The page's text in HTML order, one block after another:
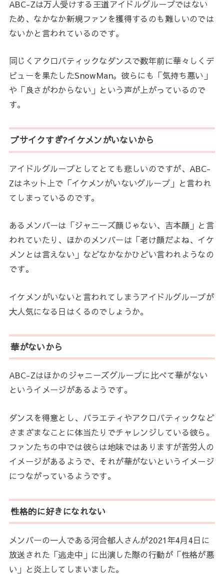
ABC-Zは万人受けする王道アイドルグループではない
ため、なかなか新規ファンを獲得するのも難しいのでは
ないかと言われているのです。
同じくアクロバティックなダンスで数年前に華々しくデ
ビューを果たしたSnowMan。彼らにも「気持ち悪い」
や「良さがわからない」という声が上がっているので
す。
ブサイクすぎ?イケメンがいないから
アイドルグループとしてとても悲しいのですが、ABC-
Zはネット上で「イケメンがいないグループ」と言われ
てしまっているのです。
あるメンバーは「ジャニーズ顔じゃない、吉本顔」と言
われていたり、ほかのメンバーは「老け顔だよね、イケ
メンとは言えない」などなかなかひどい言われようなの
です。
イケメンがいないと言われてしまうアイドルグループが
大人気になる日はくるのでしょうか。
華がないから
ABC-Zはほかのジャニーズグループに比べて華がない
というイメージがあるようです。
ダンスを得意とし、バラエティやアクロバティックなど
さまざまなことに体当たりでチャレンジしている彼ら。
ファンたちの中では彼らは地味ではありますが苦労人の
イメージがあるようで、それが華がないというイメージ
につながっているようです。
性格的に好きになれない
メンバーの一人である河合郁人さんが2021年4月4日に
放送された「逃走中」に出演した際の行動が「性格が悪
い」と炎上してしまいました。